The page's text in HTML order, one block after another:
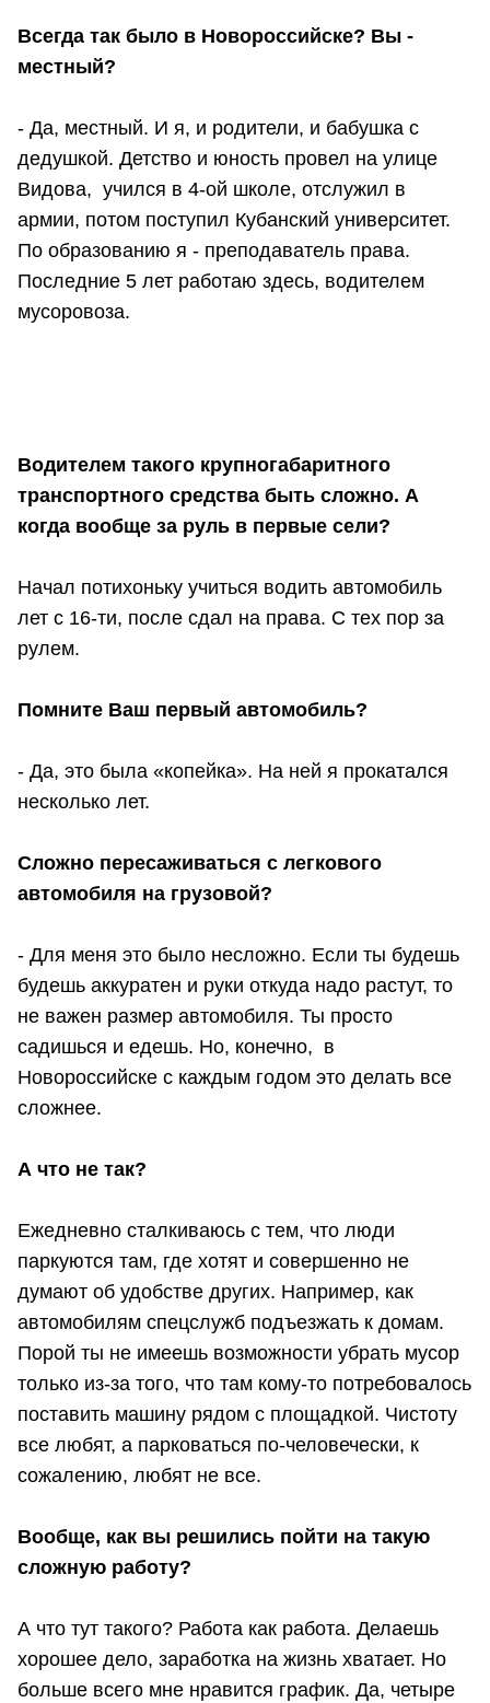
Всегда так было в Новороссийске? Вы -
местный?
- Да, местный. И я, и родители, и бабушка с
дедушкой. Детство и юность провел на улице
Видова, учился в 4-ой школе, отслужил в
армии, потом поступил Кубанский университет.
По образованию я - преподаватель права.
Последние 5 лет работаю здесь, водителем
мусоровоза.
Водителем такого крупногабаритного
транспортного средства быть сложно. А
когда вообще за руль в первые сели?
Начал потихоньку учиться водить автомобиль
лет с 16-ти, после сдал на права. С тех пор за
рулем.
Помните Ваш первый автомобиль?
- Да, это была «копейка». На ней я прокатался
несколько лет.
Сложно пересаживаться с легкового
автомобиля на грузовой?
- Для меня это было несложно. Если ты будешь
будешь аккуратен и руки откуда надо растут, то
не важен размер автомобиля. Ты просто
садишься и едешь. Но, конечно, в
Новороссийске с каждым годом это делать все
сложнее.
А что не так?
Ежедневно сталкиваюсь с тем, что люди
паркуются там, где хотят и совершенно не
думают об удобстве других. Например, как
автомобилям спецслужб подъезжать к домам.
Порой ты не имеешь возможности убрать мусор
только из-за того, что там кому-то потребовалось
поставить машину рядом с площадкой. Чистоту
все любят, а парковаться по-человечески, к
сожалению, любят не все.
Вообще, как вы решились пойти на такую
сложную работу?
А что тут такого? Работа как работа. Делаешь
хорошее дело, заработка на жизнь хватает. Но
больше всего мне нравится график. Да, четыре